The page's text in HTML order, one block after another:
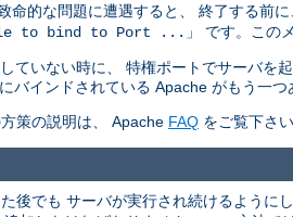
命的な問題に遭遇すると、 終了する前
to bind to Port ... 」 です。この
ていない時に、 特権ポートでサーバを起
バインドされている Apache がもう一
策の説明は、 Apache FAQ をご覧下さい
後でも サーバが実行され続けるように